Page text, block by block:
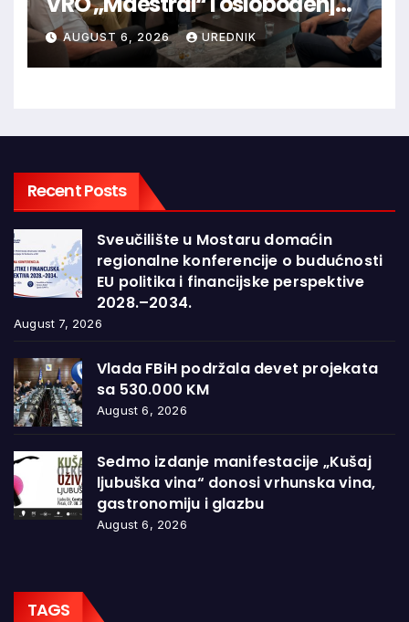
Jajca uz pokroviteljstvo HNS-a
BiHAUGUST 6, 2026 UREDNIK
Recent Posts
Sveučilište u Mostaru domaćin
regionalne konferencije o budućnosti
EU politika i financijske perspektive
2028.–2034.
August 7, 2026
Vlada FBiH podržala devet projekata
sa 530.000 KM
August 6, 2026
Sedmo izdanje manifestacije „Kušaj
ljubuška vina“ donosi vrhunska vina,
gastronomiju i glazbu
August 6, 2026
TAGS